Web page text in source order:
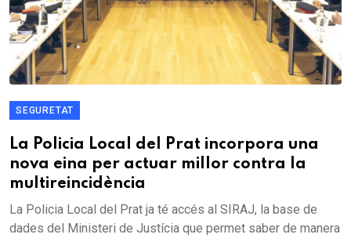
SEGURETAT
La Policia Local del Prat incorpora una
nova eina per actuar millor contra la
multireincidència
La Policia Local del Prat ja té accés al SIRAJ, la base de
dades del Ministeri de Justícia que permet saber de manera